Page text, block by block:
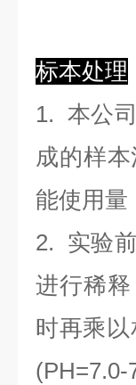
标本处理
1. 本公
成的样
能使用量
2. 实验
进行稀
时再乘
(PH=7.0-